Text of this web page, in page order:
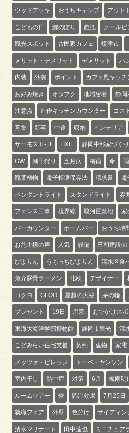
ウッドデッキ おうちキャンプ アウト
こどもの日 鯉のぼり 鎧兜 クールビ
観光スポット 古民家カフェ 焼津市
メリット・デメリット デメリット ハ
内装 外装 ポイント カフェ風キッチ
お好み焼き オタフク 地域密着 静岡
注意点 造作キッチンカウンター コス
募集 新卒 中途 収納 インテリア
サーモスⅡ-Ｈ LIXIL 静岡中部家づくり
GW 潮干狩り 五月病 梅雨 傘 雨
観葉植物 電子帳簿保存法 請求書 電
ペンダントライト スタンドライト 雰
フェンス工事 境界線 駿河区敷地 家
バーカウンター ホームバー おうち時
お施主様の声 人気 設備 三和建設㈱
ぴよりん うちっちぴよりん 清水区食
魚介豚骨ラーメン 北欧 デザイナー
コクヨ GLOO 夏越の大祓 茅の輪
プレゼント 19日 用宗 おでかけスポ
東海大海洋学部博物館 静岡市観光 清
こどみらい住宅支援 契約 建物 家電
メッツァ・ビレッジ トーベ・ヤンソン
室内干し 熱中症 対策 6月 梅雨明
ルームツアー 畳 調湿効果 7月25日
就職フェア 外壁 色分け サイディン
清水マリナート 田中達也 ミニチュア